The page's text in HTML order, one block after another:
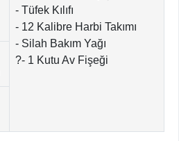
- Tüfek Kılıfı
- 12 Kalibre Harbi Takımı
- Silah Bakım Yağı
?- 1 Kutu Av Fişeği